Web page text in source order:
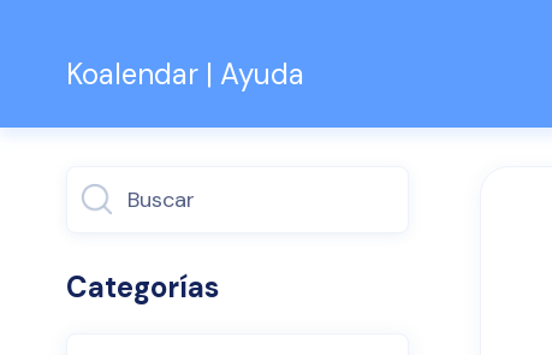
Koalendar | Ayuda
Categorías